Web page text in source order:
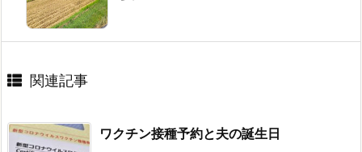
関連記事
ワクチン接種予約と夫の誕生日